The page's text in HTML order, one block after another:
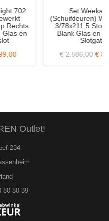
Set Weekamp
(Schuifdeuren) WK6328 C
3/78x211.5 Stomp Incl.
Blank Glas en Zonder
€ 899,00
Outlet!
234
80 80 39